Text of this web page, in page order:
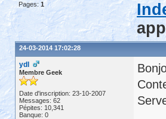
Pages: 1
24-03-2014 17:02:28
ydl
Membre Geek
Date d'inscription: 23-10-2007
Messages: 62
Pépites: 10,341
Banque: 0